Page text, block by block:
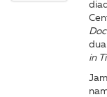
dua
in